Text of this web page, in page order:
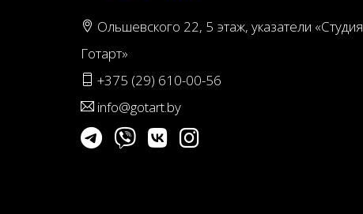
Ольшевского 22, 5 этаж, указатели «Студия
Готарт»
+375 (29) 610-00-56
info@gotart.by